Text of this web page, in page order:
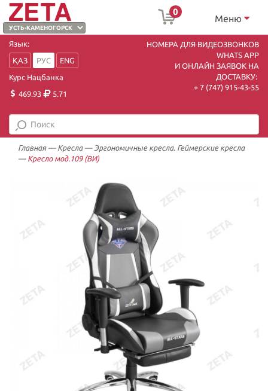
0
Меню
Язык:
ҚАЗ
РУС
ENG
Курс Нацбанка
469.93
5.71
НОМЕРА ДЛЯ ВИДЕОЗВОНКОВ
WHATS APP
И ОНЛАЙН ЗАЯВОК НА
ДОСТАВКУ:
+ 7 (747) 915-43-55
Главная— Кресла— Эргономичные кресла. Геймерские кресла
— Кресло мод.109 (ВИ)